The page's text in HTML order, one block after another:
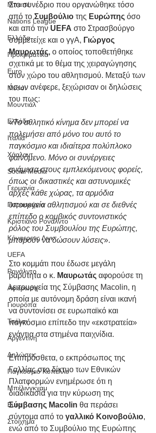
Μπαπέ
Nations League
Ελλάδα
Προκριματικά
Euro
Μέσσι
Μουντιάλ
Ελλάδα
Ιταλία
Χάαλαντ
Social Media
Γερμανία
Παρασκήνιο
Κριστιάνο Ρονάλντο
Κόνφερενς Λιγκ
UEFA
Ρονάλντο
Αφιέρωση
Γιουρόπα
Τσέλσι
Αργεντινή
Δηλώσεις
Παγκόσμιο Κύπελλο
Μπέλινγκχαμ
Euro
Στοίχημα
Στο συνέδριο που οργανώθηκε τόσο
από το Συμβούλιο της Ευρώπης όσο
και από την UEFA στο Στρασβούργο
συμμετείχε και ο γγΑ, Γιώργος
Μαυρωτάς, ο οποίος τοποθετήθηκε
σχετικά με το θέμα της χειραγώγησης
στον χώρο του αθλητισμού. Μεταξύ των
όσων ανέφερε, ξεχώρισαν οι δηλώσεις
του πως:
«Το αθλητικό κίνημα δεν μπορεί να
πολεμήσει από μόνο του αυτό το
παγκόσμιο και ιδιαίτερα πολύπλοκο
φαινόμενο. Μόνο οι συνέργειες
ανάμεσα στους εμπλεκόμενους φορείς,
όπως οι δικαστικές και αστυνομικές
αρχές κάθε χώρας, τα αρμόδια
υπουργεία αθλητισμού και σε διεθνές
επίπεδο ο κομβικός συντονιστικός
ρόλος του Συμβουλίου της Ευρώπης,
μπορούν να δώσουν λύσεις».
Στο κομμάτι που έδωσε μεγάλη
βαρύτητα ο κ. Μαυρωτάς αφορούσε τη
λειτουργεία της Σύμβασης Macolin, η
οποία με αυτόνομη δράση είναι ικανή
να συντονίσει σε ευρωπαϊκό και
παγκόσμιο επίπεδο την «εκστρατεία»
ενάντια στα στημένα παιχνίδια.
Επιπρόσθετα, ο εκπρόσωπος της
Γαλλίας στο δίκτυο των Εθνικών
Πλατφορμών ενημέρωσε ότι η
διαδικασία για την κύρωση της
Σύμβασης Macolin θα περάσει
σύντομα από το γαλλικό Κοινοβούλιο,
ενώ από το Συμβούλιο της Ευρώπης